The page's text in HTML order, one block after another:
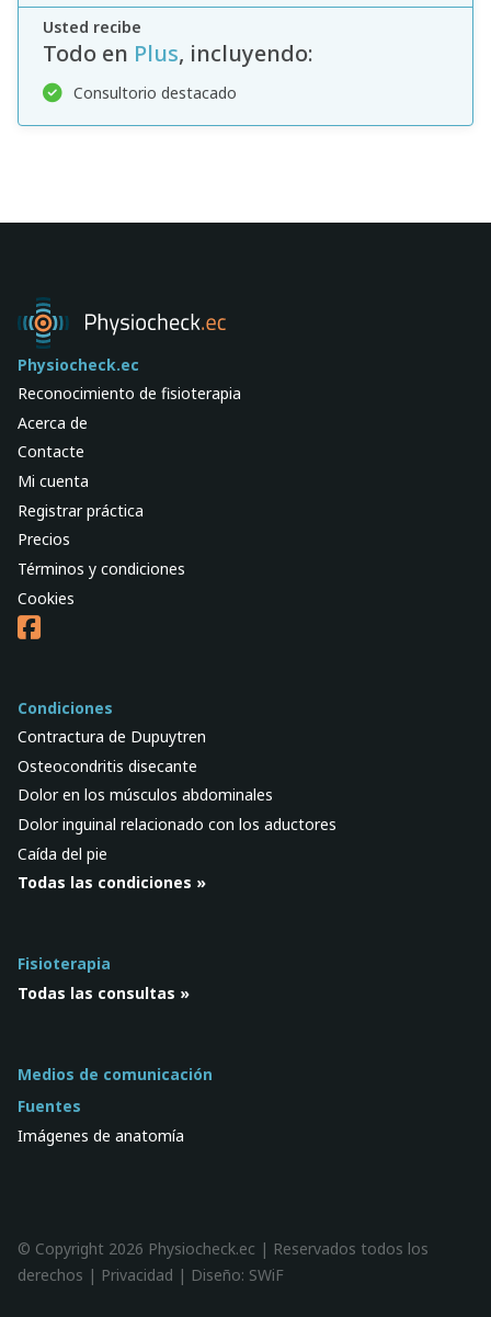
Buscar
Usted recibe
Todo en Plus, incluyendo:
Consultorio destacado
Physiocheck.ec
Reconocimiento de fisioterapia
Acerca de
Contacte
Mi cuenta
Registrar práctica
Precios
Términos y condiciones
Cookies
Condiciones
Contractura de Dupuytren
Osteocondritis disecante
Dolor en los músculos abdominales
Dolor inguinal relacionado con los aductores
Caída del pie
Todas las condiciones »
Fisioterapia
Todas las consultas »
Medios de comunicación
Fuentes
Imágenes de anatomía
© Copyright 2026 Physiocheck.ec | Reservados todos los
derechos | Privacidad | Diseño: SWiF